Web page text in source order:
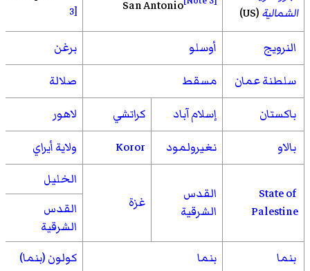
الشمالية(US)
San Antonio
3]
النرويج أوسلو
برغن
سلطنة عمان
مسقط
صلالة
باكستان
إسلام آباد كراتشي
لاهور
بالاو
نغيرولمود Koror ولاية أيراي
State of
Palestine
القدس
الشرقية
غزة
الخليل
القدس
الشرقية
بنما
بنما كولون (بنما)